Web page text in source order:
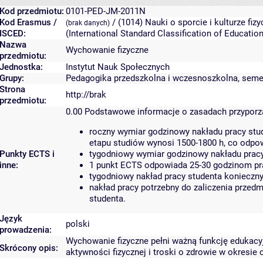
Kod przedmiotu: 0101-PED-JM-2011N
Kod Erasmus /
ISCED:
(brak danych) / (1014) Nauki o sporcie i kulturze
(International Standard Classification of
Nazwa
przedmiotu:
Wychowanie fizyczne
Jednostka:
Instytut Nauk Społecznych
Grupy:
Pedagogika przedszkolna i wczesnoszkolna,
Strona
przedmiotu:
http://brak
Punkty ECTS i
inne:
0.00 Podstawowe informacje o zasadach
roczny wymiar godzinowy nakładu pracy
etapu studiów wynosi 1500-1800 h, co
tygodniowy wymiar godzinowy nakładu
1 punkt ECTS odpowiada 25-30 godzinom
tygodniowy nakład pracy studenta
nakład pracy potrzebny do zaliczenia
studenta.
Język
prowadzenia:
polski
Skrócony opis:
Wychowanie fizyczne pełni ważną funkcję
aktywności fizycznej i troski o zdrowie w okresie